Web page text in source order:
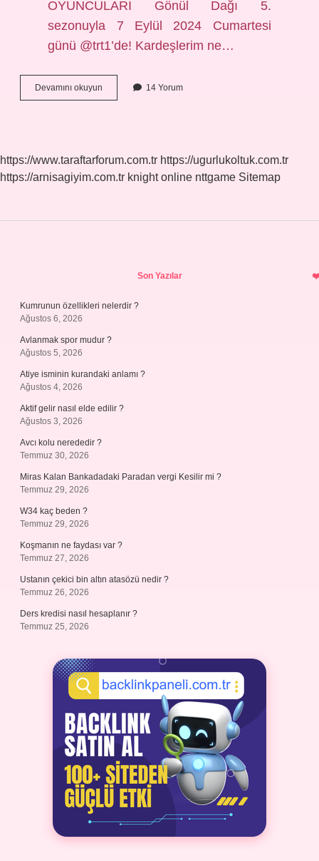
OYUNCULARI Gönül Dağı 5.
sezonuyla 7 Eylül 2024 Cumartesi
günü @trt1’de! Kardeşlerim ne…
Devamını okuyun
Dağı
14 Yorum
https://www.taraftarforum.com.tr https://ugurlukoltuk.com.tr
https://arnisagiyim.com.tr knight online nttgame Sitemap
Son Yazılar
Kumrunun özellikleri nelerdir ?
Ağustos 6, 2026
Avlanmak spor mudur ?
Ağustos 5, 2026
Atiye isminin kurandaki anlamı ?
Ağustos 4, 2026
Aktif gelir nasıl elde edilir ?
Ağustos 3, 2026
Avcı kolu nerededir ?
Temmuz 30, 2026
Miras Kalan Bankadadaki Paradan vergi Kesilir mi ?
Temmuz 29, 2026
W34 kaç beden ?
Temmuz 29, 2026
Koşmanın ne faydası var ?
Temmuz 27, 2026
Ustanın çekici bin altın atasözü nedir ?
Temmuz 26, 2026
Ders kredisi nasıl hesaplanır ?
Temmuz 25, 2026